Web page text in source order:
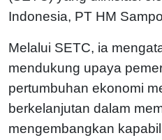
Indonesia, PT HM
Melalui SETC, ia
mendukung upaya
pertumbuhan ekonomi
berkelanjutan dalam
mengembangkan